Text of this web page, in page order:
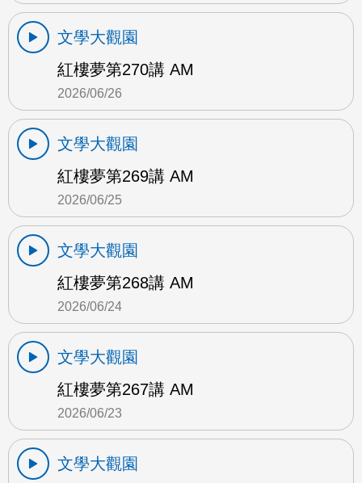
文學大觀園
紅樓夢第270講 AM
2026/06/26
文學大觀園
紅樓夢第269講 AM
2026/06/25
文學大觀園
紅樓夢第268講 AM
2026/06/24
文學大觀園
紅樓夢第267講 AM
2026/06/23
文學大觀園